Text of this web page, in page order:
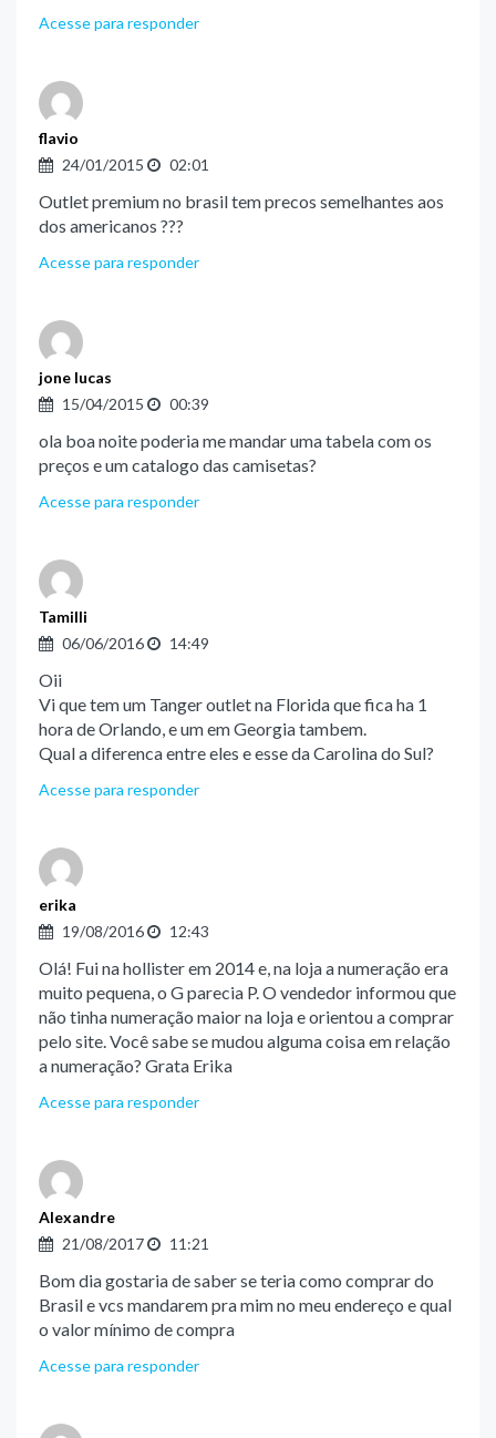
Acesse para responder
flavio
24/01/2015
02:01
Outlet premium no brasil tem precos semelhantes aos
dos americanos ???
Acesse para responder
jone lucas
15/04/2015
00:39
ola boa noite poderia me mandar uma tabela com os
preços e um catalogo das camisetas?
Acesse para responder
Tamilli
06/06/2016
14:49
Oii
Vi que tem um Tanger outlet na Florida que fica ha 1
hora de Orlando, e um em Georgia tambem.
Qual a diferenca entre eles e esse da Carolina do Sul?
Acesse para responder
erika
19/08/2016
12:43
Olá! Fui na hollister em 2014 e, na loja a numeração era
muito pequena, o G parecia P. O vendedor informou que
não tinha numeração maior na loja e orientou a comprar
pelo site. Você sabe se mudou alguma coisa em relação
a numeração? Grata Erika
Acesse para responder
Alexandre
21/08/2017
11:21
Bom dia gostaria de saber se teria como comprar do
Brasil e vcs mandarem pra mim no meu endereço e qual
o valor mínimo de compra
Acesse para responder